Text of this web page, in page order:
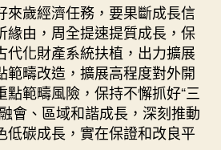
來歲經濟任務，要果斷成長信
緣由，周全提速提質成長，保
代化財產系統扶植，出力擴展
範疇改造，擴展高程度對外開
範疇風險，保持不懈抓好“三
會、區域和諧成長，深刻推動
低碳成長，實在保證和改良平